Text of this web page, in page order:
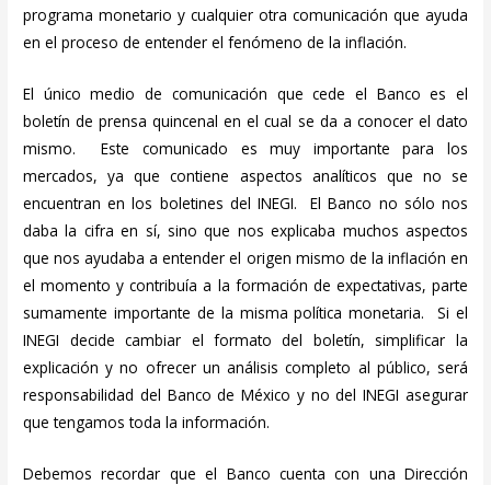
programa monetario y cualquier otra comunicación que ayuda
en el proceso de entender el fenómeno de la inflación.
El único medio de comunicación que cede el Banco es el
boletín de prensa quincenal en el cual se da a conocer el dato
mismo. Este comunicado es muy importante para los
mercados, ya que contiene aspectos analíticos que no se
encuentran en los boletines del INEGI. El Banco no sólo nos
daba la cifra en sí, sino que nos explicaba muchos aspectos
que nos ayudaba a entender el origen mismo de la inflación en
el momento y contribuía a la formación de expectativas, parte
sumamente importante de la misma política monetaria. Si el
INEGI decide cambiar el formato del boletín, simplificar la
explicación y no ofrecer un análisis completo al público, será
responsabilidad del Banco de México y no del INEGI asegurar
que tengamos toda la información.
Debemos recordar que el Banco cuenta con una Dirección